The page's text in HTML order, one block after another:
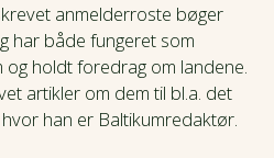
anmelderroste bøger
har både fungeret som
og holdt foredrag om landene.
artikler om dem til bl.a. det
han er Baltikumredaktør.